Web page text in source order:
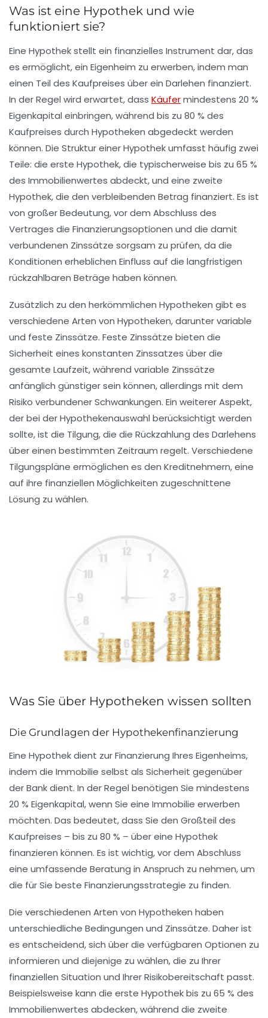
Was ist eine Hypothek und wie
funktioniert sie?
Eine Hypothekstellt ein finanzielles Instrument dar, das
es ermöglicht, ein Eigenheim zu erwerben, indem man
einen Teil des Kaufpreises über ein Darlehen finanziert.
In der Regel wird erwartet, dass Käufermindestens 20 %
Eigenkapital einbringen, während bis zu 80 % des
Kaufpreises durch Hypotheken abgedeckt werden
können. Die Struktur einer Hypothek umfasst häufig zwei
Teile: die erste Hypothek, die typischerweise bis zu 65 %
des Immobilienwertes abdeckt, und eine zweite
Hypothek, die den verbleibenden Betrag finanziert. Es ist
von großer Bedeutung, vor dem Abschluss des
Vertrages die Finanzierungsoptionen und die damit
verbundenen Zinssätze sorgsam zu prüfen, da die
Konditionen erheblichen Einfluss auf die langfristigen
rückzahlbaren Beträge haben können.
Zusätzlich zu den herkömmlichen Hypotheken gibt es
verschiedene Arten von Hypotheken, daruntervariable
und feste Zinssätze. Feste Zinssätze bieten die
Sicherheit eines konstanten Zinssatzes über die
gesamte Laufzeit, während variable Zinssätze
anfänglich günstiger sein können, allerdings mit dem
Risiko verbundener Schwankungen. Ein weiterer Aspekt,
der bei der Hypothekenauswahl berücksichtigt werden
sollte, ist die Tilgung, die die Rückzahlung des Darlehens
über einen bestimmten Zeitraum regelt. Verschiedene
Tilgungspläne ermöglichen es den Kreditnehmern, eine
auf ihre finanziellen Möglichkeiten zugeschnittene
Lösung zu wählen.
Was Sie über Hypotheken wissen sollten
Die Grundlagen der Hypothekenfinanzierung
Eine Hypothekdient zur Finanzierung Ihres Eigenheims,
indem die Immobilie selbst als Sicherheit gegenüber
der Bank dient. In der Regel benötigen Sie mindestens
20 % Eigenkapital, wenn Sie eine Immobilie erwerben
möchten. Das bedeutet, dass Sie den Großteil des
Kaufpreises – bis zu 80 % – über eine Hypothek
finanzieren können. Es ist wichtig, vor dem Abschluss
eine umfassende Beratung in Anspruch zu nehmen, um
die für Sie beste Finanzierungsstrategie zu finden.
Die verschiedenen Arten von Hypotheken haben
unterschiedliche Bedingungen und Zinssätze. Daher ist
es entscheidend, sich über die verfügbaren Optionen zu
informieren und diejenige zu wählen, die zu Ihrer
finanziellen Situation und IhrerRisikobereitschaft passt.
Beispielsweise kann die erste Hypothekbis zu 65 % des
Immobilienwertes abdecken, während die zweite